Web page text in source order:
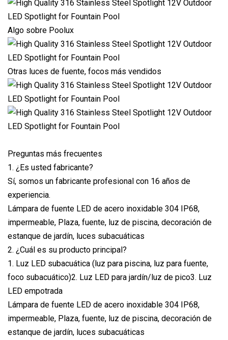
Algo sobre Poolux
Otras luces de fuente, focos más vendidos
Preguntas más frecuentes
1. ¿Es usted fabricante?
Sí, somos un fabricante profesional con 16 años de
experiencia.
Lámpara de fuente LED de acero inoxidable 304 IP68,
impermeable, Plaza, fuente, luz de piscina, decoración de
estanque de jardín, luces subacuáticas
2. ¿Cuál es su producto principal?
1. Luz LED subacuática (luz para piscina, luz para fuente,
foco subacuático)2. Luz LED para jardín/luz de pico3. Luz
LED empotrada
Lámpara de fuente LED de acero inoxidable 304 IP68,
impermeable, Plaza, fuente, luz de piscina, decoración de
estanque de jardín, luces subacuáticas